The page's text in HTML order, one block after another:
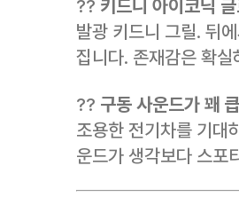
?? 키드니 아이코닉
발광 키드니 그릴. 뒤
집니다. 존재감은 확
?? 구동 사운드가 꽤
조용한 전기차를 기대
운드가 생각보다 스포